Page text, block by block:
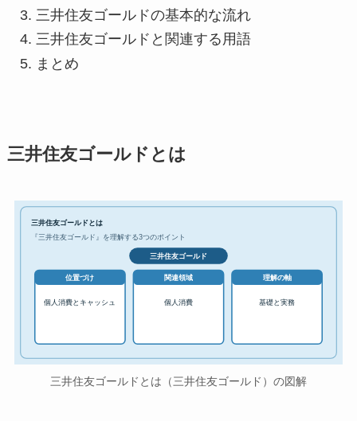
三井住友ゴールドの基本的な流れ
三井住友ゴールドと関連する用語
まとめ
三井住友ゴールドとは
三井住友ゴールドとは
『三井住友ゴールド』を理解する3つのポイント
三井住友ゴールド
位置づけ
個人消費とキャッシュ
関連領域
個人消費
理解の軸
基礎と実務
三井住友ゴールドとは（三井住友ゴールド）の図解